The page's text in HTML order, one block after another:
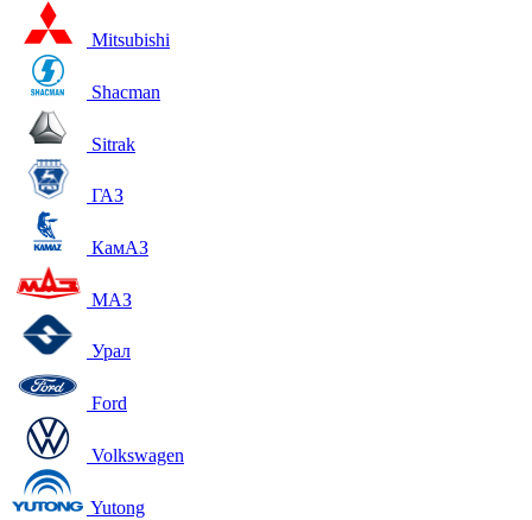
Mitsubishi
Shacman
Sitrak
ГАЗ
КамАЗ
МАЗ
Урал
Ford
Volkswagen
Yutong